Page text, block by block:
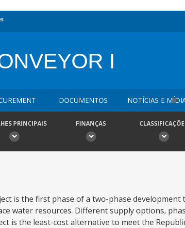
I
DOCUMENTOS NOTÍCIAS E
PRINCIPAIS FINANÇAS
is the first phase of a two-phase
water resources. Different supply options,
is the least-cost alternative to meet the